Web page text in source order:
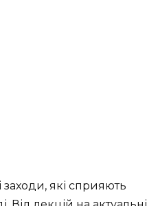
заходи, які сприяють